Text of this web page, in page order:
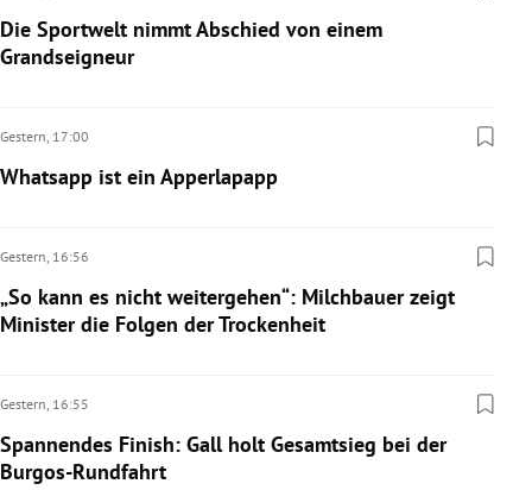
Die Sportwelt nimmt Abschied von einem
Grandseigneur
Gestern, 17:00
Whatsapp ist ein Apperlapapp
Gestern, 16:56
„So kann es nicht weitergehen“: Milchbauer zeigt
Minister die Folgen der Trockenheit
Gestern, 16:55
Spannendes Finish: Gall holt Gesamtsieg bei der
Burgos-Rundfahrt